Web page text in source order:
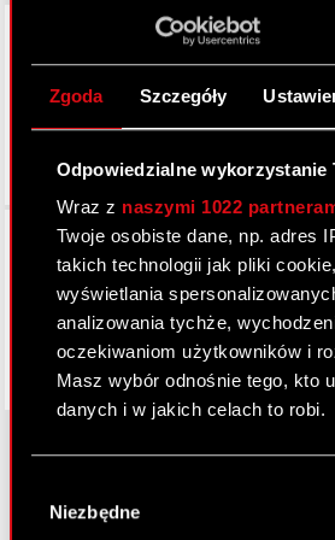
Zgoda Szczegóły
Odpowiedzialne wykorzystanie
Wraz z naszymi 1022
Twoje osobiste dane, np. adres
takich technologii jak pliki
wyświetlania
analizowania tychże,
oczekiwaniom użytkowników i
Masz wybór odnośnie tego, kto
danych i w jakich celach to robi.
lokalizacji geograficznej z
zgody
Niezbędne
O CD PROJEKT